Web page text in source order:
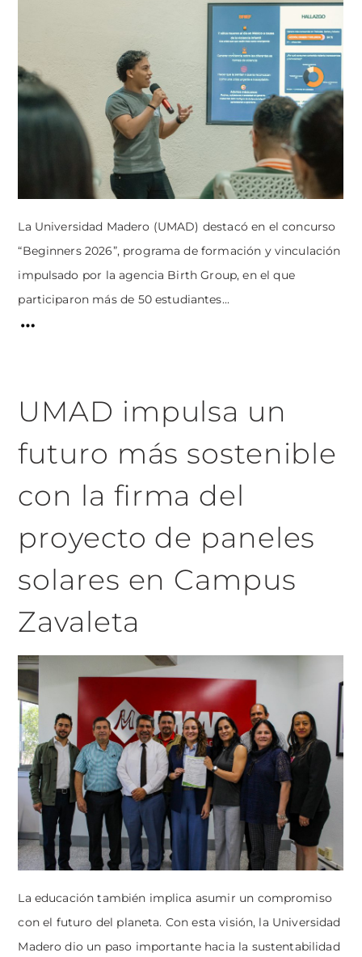
La Universidad Madero (UMAD) destacó en el concurso
“Beginners 2026”, programa de formación y vinculación
impulsado por la agencia Birth Group, en el que
participaron más de 50 estudiantes...
UMAD impulsa un
futuro más sostenible
con la firma del
proyecto de paneles
solares en Campus
Zavaleta
La educación también implica asumir un compromiso
con el futuro del planeta. Con esta visión, la Universidad
Madero dio un paso importante hacia la sustentabilidad